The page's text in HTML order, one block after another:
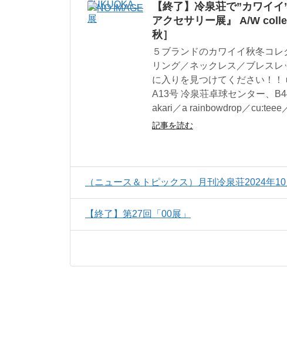
【終了】冷泉荘で”カワイ
アクセサリー展』 A/W
秋］
５ブランドのカワイイ秋冬コ
リング／ネックレス／ブレス
に入りを見つけてください！
A13号 冷泉荘卓球センター、
akari／a rainbowdrop／cu:teee
記事を読む
（ニュース＆トピックス）月刊冷泉荘2024年
【終了】第27回「00展」